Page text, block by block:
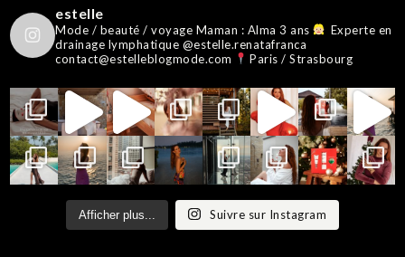
estelle
Mode / beauté / voyage Maman : Alma 3 ans
Experte en
drainage lymphatique @estelle.renatafranca
contact@estelleblogmode.com
Paris / Strasbourg
Afficher plus... Suivre sur Instagram